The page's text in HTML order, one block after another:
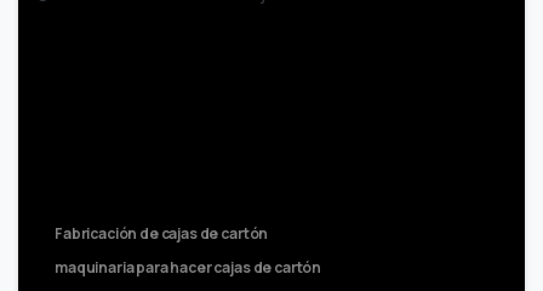
Fabricación de cajas de cartón
maquinaria para hacer cajas de cartón